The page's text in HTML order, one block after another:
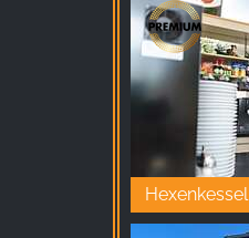
Pazarlama çerezleri
kişiselleştirilmiş
Bunu, web siteleri
Facebook Pixel
_fbp, fr, _fbq, fbq